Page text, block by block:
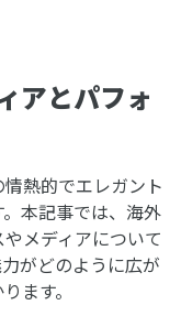
アとパフォ
熱的でエレガント
本記事では、海外
メディアについて
がどのように広が
ます。